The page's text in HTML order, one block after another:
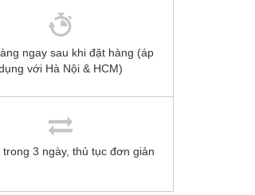
ngay sau khi đặt hàng (áp
với Hà Nội & HCM)
3 ngày, thủ tục đơn giản